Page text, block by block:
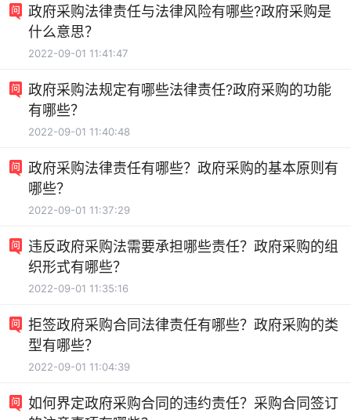
政府采购法律责任与法律风险有哪些?政府采购是
什么意思？
2022-09-01 11:41:47
政府采购法规定有哪些法律责任?政府采购的功能
有哪些？
2022-09-01 11:40:48
政府采购法律责任有哪些？政府采购的基本原则有
哪些？
2022-09-01 11:37:29
违反政府采购法需要承担哪些责任？政府采购的组
织形式有哪些？
2022-09-01 11:35:16
拒签政府采购合同法律责任有哪些？政府采购的类
型有哪些？
2022-09-01 11:04:39
如何界定政府采购合同的违约责任？采购合同签订